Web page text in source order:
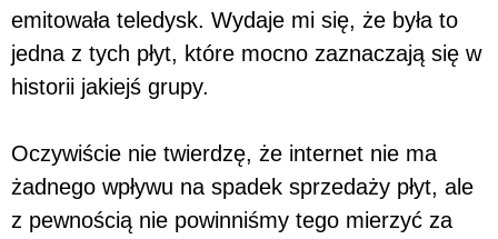
emitowała teledysk. Wydaje mi się, że była to
jedna z tych płyt, które mocno zaznaczają się w
historii jakiejś grupy.
Oczywiście nie twierdzę, że internet nie ma
żadnego wpływu na spadek sprzedaży płyt, ale
z pewnością nie powinniśmy tego mierzyć za